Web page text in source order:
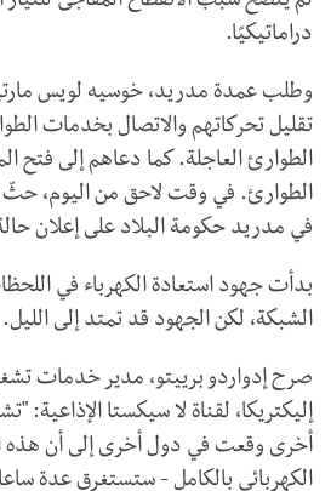
دراماتيكيًا.
وطلب عمدة مدريد، خوسيه لويس
تقليل تحركاتهم والاتصال بخدمات
الطوارئ العاجلة. كما دعاهم إلى فتح
الطوارئ. في وقت لاحق من اليوم،
في مدريد حكومة البلاد على إعلان
بدأت جهود استعادة الكهرباء في
الشبكة، لكن الجهود قد تمتد إلى الليل.
صرح إدواردو برييتو، مدير خدمات
إليكتريكا، لقناة لا سيكستا الإذاعية:
أخرى وقعت في دول أخرى إلى أن هذه
الكهربائي بالكامل - ستستغرق عدة